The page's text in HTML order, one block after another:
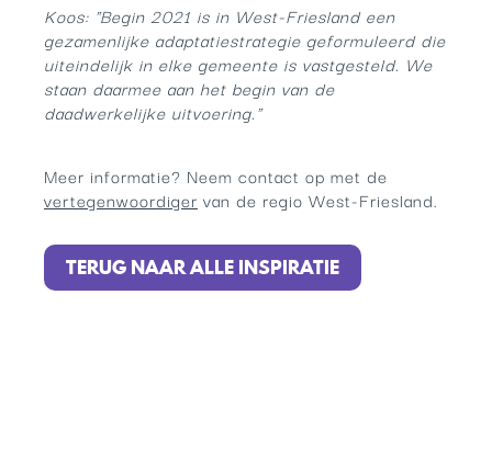
Koos: "Begin 2021 is in West-Friesland een
gezamenlijke adaptatiestrategie geformuleerd die
uiteindelijk in elke gemeente is vastgesteld. We
staan daarmee aan het begin van de
daadwerkelijke uitvoering."
Meer informatie? Neem contact op met de
vertegenwoordiger van de regio West-Friesland.
TERUG NAAR ALLE INSPIRATIE